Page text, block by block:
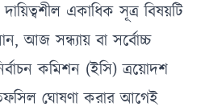
একাধিক সূত্র বিষয়টি
আজ সন্ধ্যায় বা সর্বোচ্চ
কমিশন (ইসি) ত্রয়োদশ
ঘোষণা করার আগেই